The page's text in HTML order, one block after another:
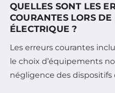
QUELLES SONT LES
COURANTES LORS DE
ÉLECTRIQUE ?
Les erreurs courantes
le choix d’équipements
négligence des